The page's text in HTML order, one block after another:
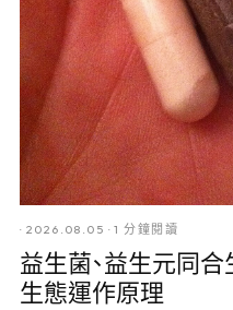
· 2026.08.05 ·1 分鐘閱讀
益生菌、益生元同
生態運作原理